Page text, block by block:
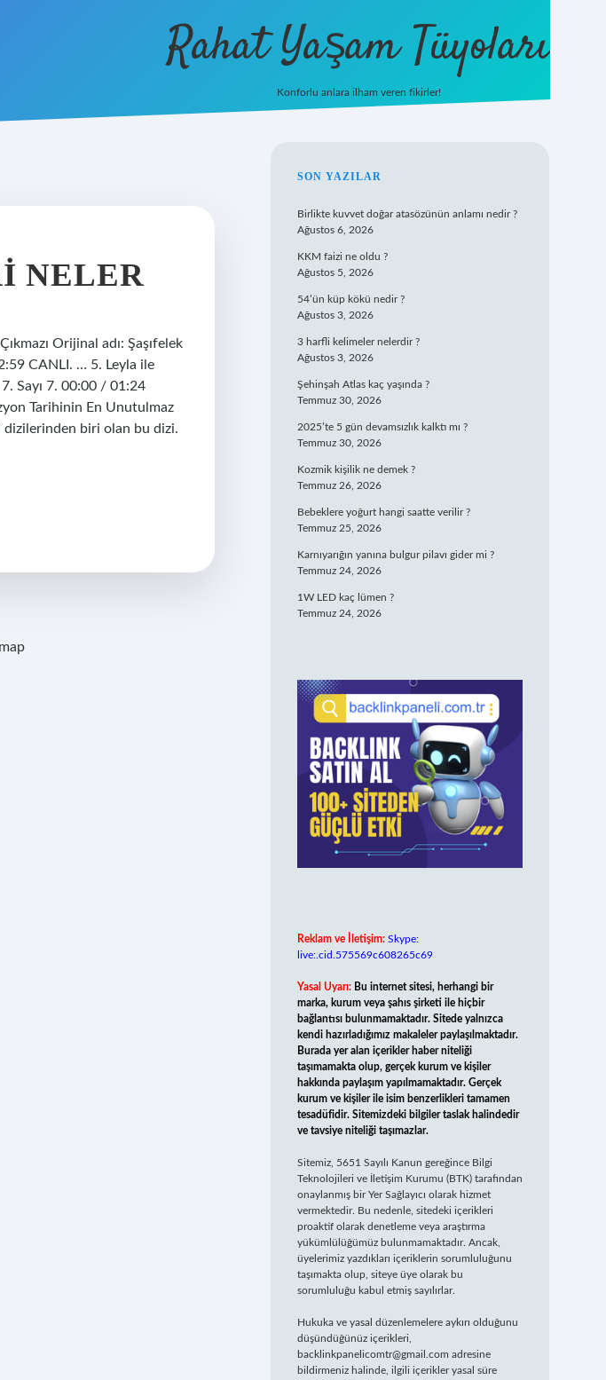
Rahat Yaşam Tüyoları
Konforlu anlara ilham veren fikirler!
NELER
Orijinal adı: Şaşıfelek
CANLI. … 5. Leyla ile
Sayı 7. 00:00 / 01:24
Tarihinin En Unutulmaz
dizilerinden biri olan bu dizi.
SIDEBAR
SON YAZILAR
Birlikte kuvvet doğar atasözünün anlamı nedir ?
Ağustos 6, 2026
KKM faizi ne oldu ?
Ağustos 5, 2026
54’ün küp kökü nedir ?
Ağustos 3, 2026
3 harfli kelimeler nelerdir ?
Ağustos 3, 2026
Şehinşah Atlas kaç yaşında ?
Temmuz 30, 2026
2025’te 5 gün devamsızlık kalktı mı ?
Temmuz 30, 2026
Kozmik kişilik ne demek ?
Temmuz 26, 2026
Bebeklere yoğurt hangi saatte verilir ?
Temmuz 25, 2026
Karnıyarığın yanına bulgur pilavı gider mi ?
Temmuz 24, 2026
1W LED kaç lümen ?
Temmuz 24, 2026
Reklam ve İletişim: Skype:
live:.cid.575569c608265c69
Yasal Uyarı: Bu internet sitesi, herhangi bir
marka, kurum veya şahıs şirketi ile hiçbir
bağlantısı bulunmamaktadır. Sitede yalnızca
kendi hazırladığımız makaleler paylaşılmaktadır.
Burada yer alan içerikler haber niteliği
taşımamakta olup, gerçek kurum ve kişiler
hakkında paylaşım yapılmamaktadır. Gerçek
kurum ve kişiler ile isim benzerlikleri tamamen
tesadüfidir. Sitemizdeki bilgiler taslak halindedir
ve tavsiye niteliği taşımazlar.
Sitemiz, 5651 Sayılı Kanun gereğince Bilgi
Teknolojileri ve İletişim Kurumu (BTK) tarafından
onaylanmış bir Yer Sağlayıcı olarak hizmet
vermektedir. Bu nedenle, sitedeki içerikleri
proaktif olarak denetleme veya araştırma
yükümlülüğümüz bulunmamaktadır. Ancak,
üyelerimiz yazdıkları içeriklerin sorumluluğunu
taşımakta olup, siteye üye olarak bu
sorumluluğu kabul etmiş sayılırlar.
Hukuka ve yasal düzenlemelere aykırı olduğunu
düşündüğünüz içerikleri,
backlinkpanelicomtr@gmail.com adresine
bildirmeniz halinde, ilgili içerikler yasal süre